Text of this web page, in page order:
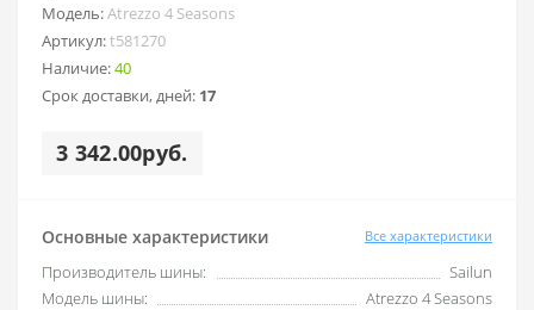
Модель:Atrezzo 4 Seasons
Артикул:t581270
Наличие:40
Срок доставки, дней: 17
3 342.00руб.
Основные характеристики Все характеристики
Производитель шины:
Sailun
Модель шины:
Atrezzo 4 Seasons